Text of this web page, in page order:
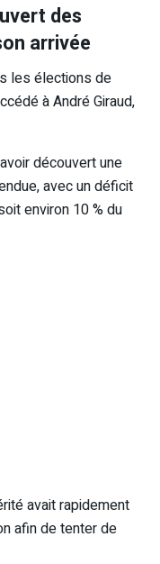
des
arrivée
les élections de
à André Giraud,
découvert une
avec un déficit
environ 10 % du
avait rapidement
afin de tenter de